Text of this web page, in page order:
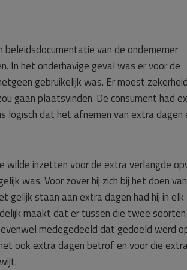
van de ondernemer
In het onderhavige geval was er voor de
gebruikelijk was. Er moest
gaan plaatsvinden. De consument had
logisch dat het afnemen van extra
wilde inzetten voor de extra verlangde
was. Voor zover hij zich bij het doen
gelijk staan aan extra dagen had hij in elk
maakt dat er tussen die twee soorten
medegedeeld dat gedoeld werd
ook extra dagen betrof en voor die